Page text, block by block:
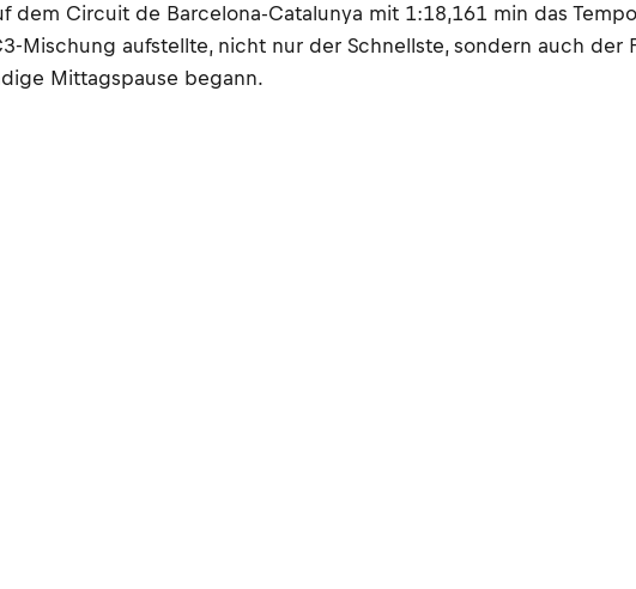
dem Circuit de Barcelona-Catalunya mit 1:18,161 min das
Mischung aufstellte, nicht nur der Schnellste, sondern auch der
Mittagspause begann.